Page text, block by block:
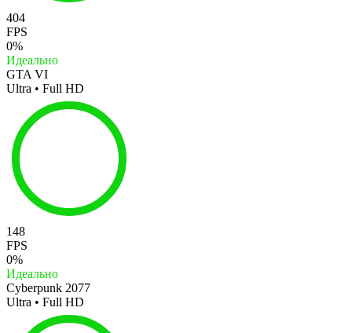
404
FPS
0%
Идеально
GTA VI
Ultra • Full HD
148
FPS
0%
Идеально
Cyberpunk 2077
Ultra • Full HD